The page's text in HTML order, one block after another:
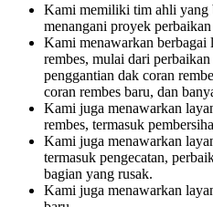
Kami memiliki tim ahli yang
menangani proyek
Kami menawarkan berbagai
rembes, mulai dari
penggantian dak coran
coran rembes baru, dan
Kami juga menawarkan
rembes, termasuk
Kami juga menawarkan
termasuk pengecatan,
bagian yang rusak.
Kami juga menawarkan